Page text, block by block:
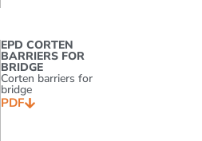
EPD CORTEN
BARRIERS FOR
BRIDGE
Corten barriers for
bridge
PDF